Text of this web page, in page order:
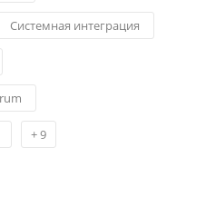
Системная интеграция
+9